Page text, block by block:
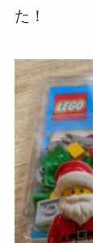
た！